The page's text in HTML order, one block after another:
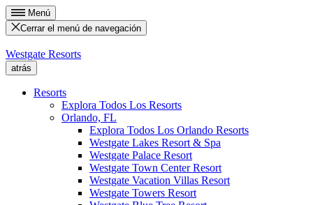
Menú
Cerrar el menú de navegación
Westgate Resorts
atrás
Resorts
Explora Todos Los Resorts
Orlando, FL
Explora Todos Los Orlando Resorts
Westgate Lakes Resort & Spa
Westgate Palace Resort
Westgate Town Center Resort
Westgate Vacation Villas Resort
Westgate Towers Resort